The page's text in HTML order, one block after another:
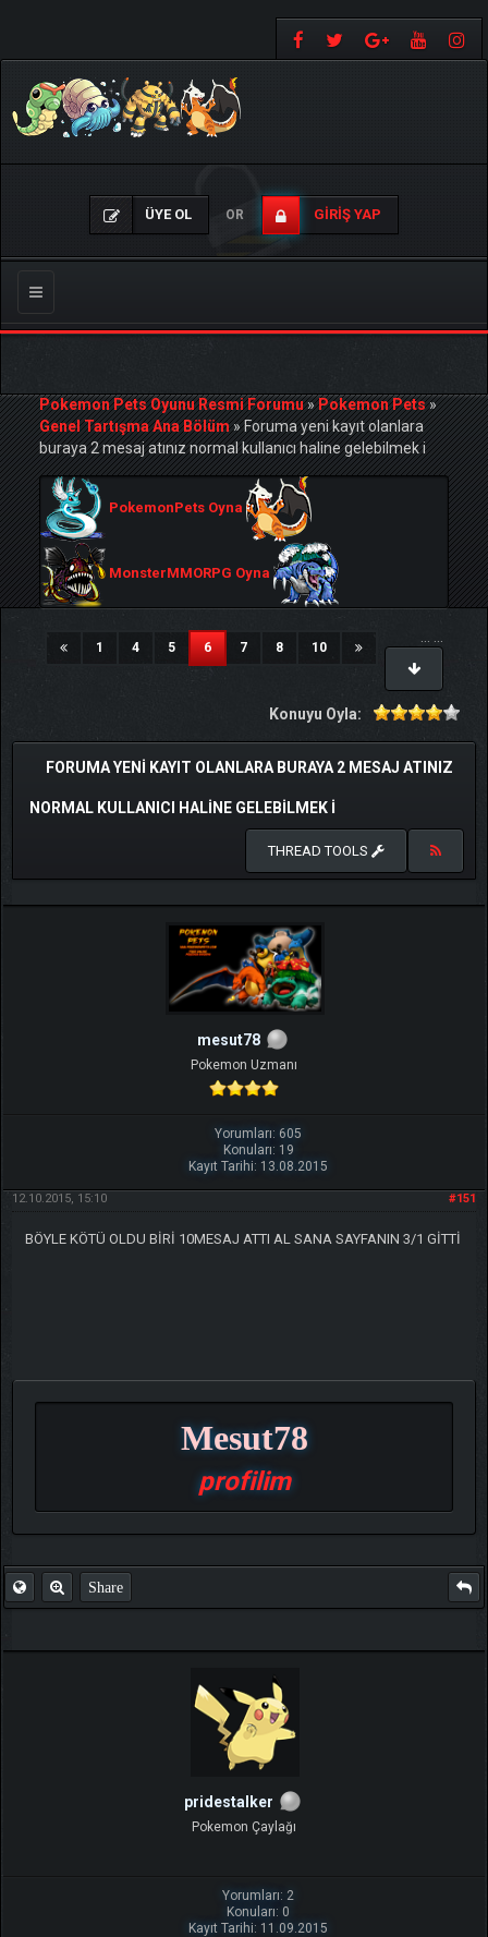
ÜYE OL OR GIRIŞ YAP
Gezinmeyi
Değiştir
Pokemon Pets Oyunu Resmi Forumu»Pokemon Pets»
Genel Tartışma Ana Bölüm»Foruma yeni kayıt olanlara
buraya 2 mesaj atınız normal kullanıcı haline gelebilmek i
PokemonPets Oyna
MonsterMMORPG Oyna
1
...
4 5 6(current)
7 8
...
10
Konuyu Oyla:
FORUMA YENI KAYIT OLANLARA BURAYA 2 MESAJ ATINIZ
NORMAL KULLANICI HALINE GELEBILMEK I
THREAD TOOLS
mesut78
Pokemon Uzmanı
Yorumları: 605
Konuları: 19
Kayıt Tarihi: 13.08.2015
#151
12.10.2015, 15:10
BÖYLE KÖTÜ OLDU BİRİ 10MESAJ ATTI AL SANA SAYFANIN 3/1 GİTTİ
Mesut78
profilim
Share
pridestalker
Pokemon Çaylağı
Yorumları: 2
Konuları: 0
Kayıt Tarihi: 11.09.2015